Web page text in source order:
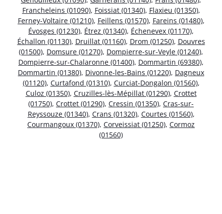
Francheleins (01090), Foissiat (01340), Flaxieu (01350),
Ferney-Voltaire (01210), Feillens (01570), Fareins (01480),
Évosges (01230), Étrez (01340), Échenevex (01170),
Échallon (01130), Druillat (01160), Drom (01250), Douvres
(01500), Domsure (01270), Dompierre-sur-Veyle (01240),
Dompierre-sur-Chalaronne (01400), Dommartin (69380),
Dommartin (01380), Divonne-les-Bains (01220), Dagneux
(01120), Curtafond (01310), Curciat-Dongalon (01560),
Culoz (01350), Cruzilles-lès-Mépillat (01290), Crottet
(01750), Crottet (01290), Cressin (01350), Cras-sur-
Reyssouze (01340), Crans (01320), Courtes (01560),
Courmangoux (01370), Corveissiat (01250), Cormoz
(01560)